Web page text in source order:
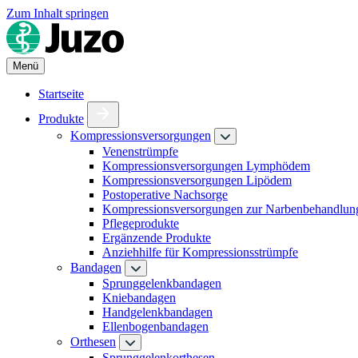
Zum Inhalt springen
Menü
Startseite
Produkte
Kompressionsversorgungen
Venenstrümpfe
Kompressionsversorgungen Lymphödem
Kompressionsversorgungen Lipödem
Postoperative Nachsorge
Kompressionsversorgungen zur
Pflegeprodukte
Ergänzende Produkte
Anziehhilfe für Kompressionsstrümpfe
Bandagen
Sprunggelenkbandagen
Kniebandagen
Handgelenkbandagen
Ellenbogenbandagen
Orthesen